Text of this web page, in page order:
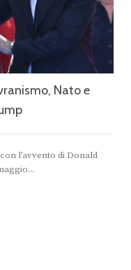
Nato e
l’avvento di Donald